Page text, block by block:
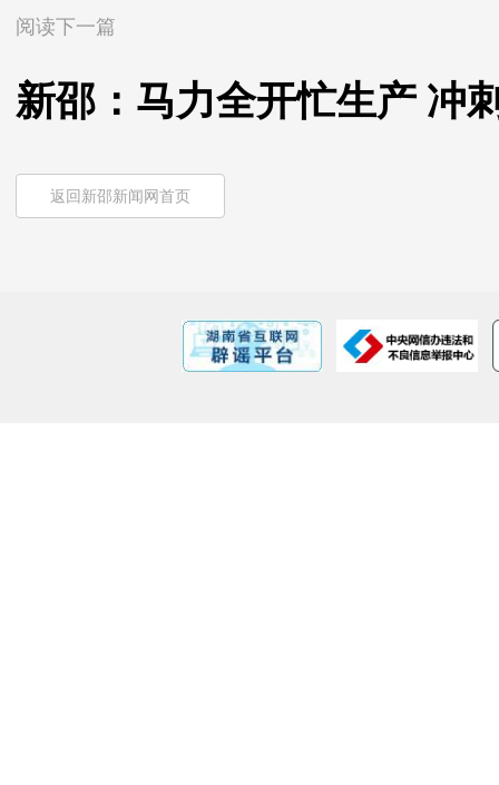
阅读下一篇
新邵：马力全开忙生产 冲
返回新邵新闻网首页